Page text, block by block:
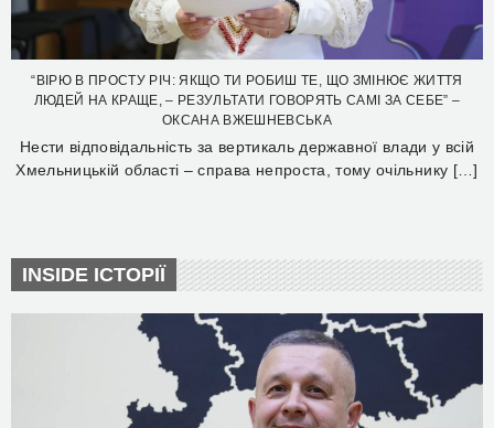
“ВІРЮ В ПРОСТУ РІЧ: ЯКЩО ТИ РОБИШ ТЕ, ЩО ЗМІНЮЄ ЖИТТЯ
ЛЮДЕЙ НА КРАЩЕ, – РЕЗУЛЬТАТИ ГОВОРЯТЬ САМІ ЗА СЕБЕ” –
ОКСАНА ВЖЕШНЕВСЬКА
Нести відповідальність за вертикаль державної влади у всій
Хмельницькій області – справа непроста, тому очільнику […]
INSIDE ІСТОРІЇ